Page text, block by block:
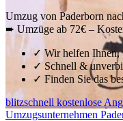
Umzug von Paderborn
➨ Umzüge ab 72€ –
✓ Wir helfen Ihnen,
✓Schnell &
✓ Finden Sie das
blitzschnell kostenlose
Umzugsunternehmen